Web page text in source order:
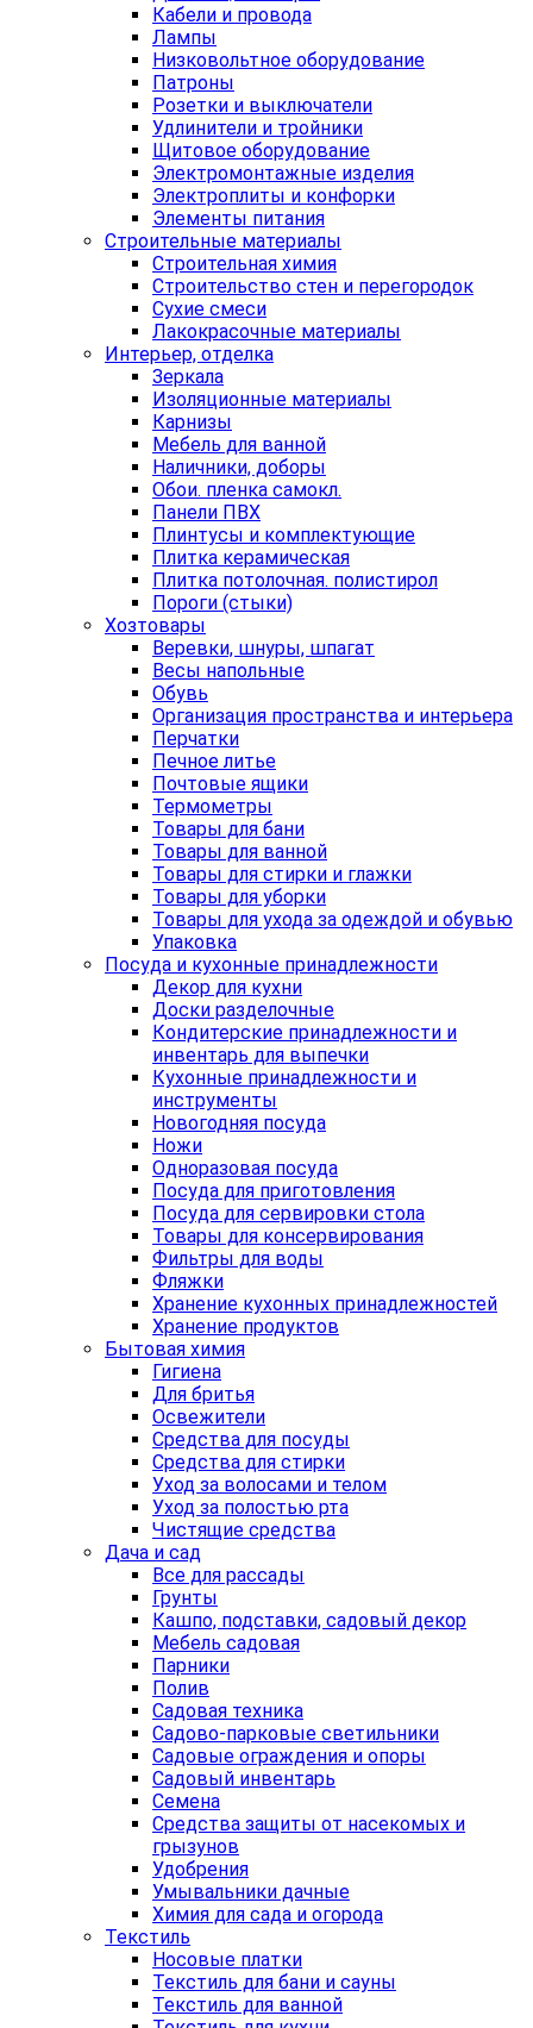
Кабели и провода
Лампы
Низковольтное оборудование
Патроны
Розетки и выключатели
Удлинители и тройники
Щитовое оборудование
Электромонтажные изделия
Электроплиты и конфорки
Элементы питания
Строительные материалы
Строительная химия
Строительство стен и перегородок
Сухие смеси
Лакокрасочные материалы
Интерьер, отделка
Зеркала
Изоляционные материалы
Карнизы
Мебель для ванной
Наличники, доборы
Обои. пленка самокл.
Панели ПВХ
Плинтусы и комплектующие
Плитка керамическая
Плитка потолочная. полистирол
Пороги (стыки)
Хозтовары
Веревки, шнуры, шпагат
Весы напольные
Обувь
Организация пространства и интерьера
Перчатки
Печное литье
Почтовые ящики
Термометры
Товары для бани
Товары для ванной
Товары для стирки и глажки
Товары для уборки
Товары для ухода за одеждой и обувью
Упаковка
Посуда и кухонные принадлежности
Декор для кухни
Доски разделочные
Кондитерские принадлежности и
инвентарь для выпечки
Кухонные принадлежности и
инструменты
Новогодняя посуда
Ножи
Одноразовая посуда
Посуда для приготовления
Посуда для сервировки стола
Товары для консервирования
Фильтры для воды
Фляжки
Хранение кухонных принадлежностей
Хранение продуктов
Бытовая химия
Гигиена
Для бритья
Освежители
Средства для посуды
Средства для стирки
Уход за волосами и телом
Уход за полостью рта
Чистящие средства
Дача и сад
Все для рассады
Грунты
Кашпо, подставки, садовый декор
Мебель садовая
Парники
Полив
Садовая техника
Садово-парковые светильники
Садовые ограждения и опоры
Садовый инвентарь
Семена
Средства защиты от насекомых и
грызунов
Удобрения
Умывальники дачные
Химия для сада и огорода
Текстиль
Носовые платки
Текстиль для бани и сауны
Текстиль для ванной